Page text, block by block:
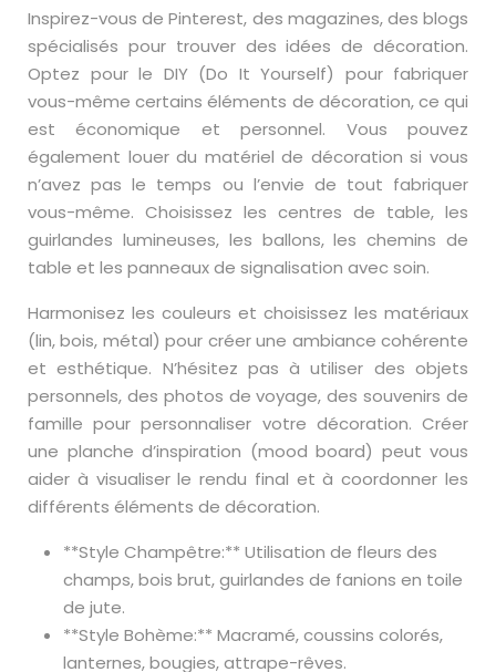
Inspirez-vous de Pinterest, des magazines, des blogs
spécialisés pour trouver des idées de décoration.
Optez pour le DIY (Do It Yourself) pour fabriquer
vous-même certains éléments de décoration, ce qui
est économique et personnel. Vous pouvez
également louer du matériel de décoration si vous
n’avez pas le temps ou l’envie de tout fabriquer
vous-même. Choisissez les centres de table, les
guirlandes lumineuses, les ballons, les chemins de
table et les panneaux de signalisation avec soin.
Harmonisez les couleurs et choisissez les matériaux
(lin, bois, métal) pour créer une ambiance cohérente
et esthétique. N’hésitez pas à utiliser des objets
personnels, des photos de voyage, des souvenirs de
famille pour personnaliser votre décoration. Créer
une planche d’inspiration (mood board) peut vous
aider à visualiser le rendu final et à coordonner les
différents éléments de décoration.
**Style Champêtre:** Utilisation de fleurs des
champs, bois brut, guirlandes de fanions en toile
de jute.
**Style Bohème:** Macramé, coussins colorés,
lanternes, bougies, attrape-rêves.